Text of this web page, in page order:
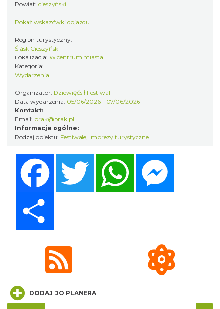
1.66 km
„Daniec kontra Kryszak”
Cieszyn
1.76 km
Spektakl "Tajemnica 16. piętra"
Powiat: cieszyński
Pokaż wskazówki dojazdu
Region turystyczny:
Śląsk Cieszyński
Lokalizacja: W centrum miasta
Kategoria:
Wydarzenia
Organizator: Dziewięćsił Festiwal
Data wydarzenia: 05/06/2026 - 07/06/2026
Kontakt:
Email: brak@brak.pl
Informacje ogólne:
Rodzaj obiektu: Festiwale, Imprezy turystyczne
Twitter WhatsApp
DODAJ DO PLANERA